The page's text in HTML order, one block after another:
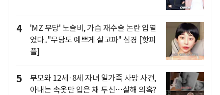
4
'MZ 무당' 노슬비, 가슴 재수술 논란 입열
었다.."무당도 예쁘게 살고파" 심경 [핫피
플]
5
부모와 12세·8세 자녀 일가족 사망 사건,
아내는 속옷만 입은 채 투신…살해 의혹?